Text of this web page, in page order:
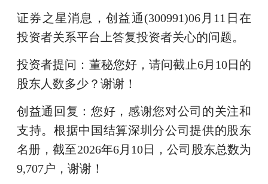
证券之星消息，创益通(300991)06月11日在
投资者关系平台上答复投资者关心的问题。
投资者提问：董秘您好，请问截止6月10日的
股东人数多少？谢谢！
创益通回复：您好，感谢您对公司的关注和
支持。根据中国结算深圳分公司提供的股东
名册，截至2026年6月10日，公司股东总数为
9,707户，谢谢！